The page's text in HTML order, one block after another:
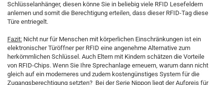
Schlüsselanhänger, diesen könne Sie in beliebig viele RFID Lesefeldern
anlernen und somit die Berechtigung erteilen, dass dieser RFID-Tag diese
Türe entriegelt.
Fazit: Nicht nur für Menschen mit körperlichen Einschränkungen ist ein
elektronischer Türöffner per RFID eine angenehme Alternative zum
herkömmlichen Schlüssel. Auch Eltern mit Kindern schätzen die Vorteile
von RFID-Chips. Wenn Sie Ihre Sprechanlage erneuern, warum dann nicht
gleich auf ein moderneres und zudem kostengünstiges System für die
Zugangsberechtigung setzten? Bei der Serie Nippon liegt der Aufpreis für